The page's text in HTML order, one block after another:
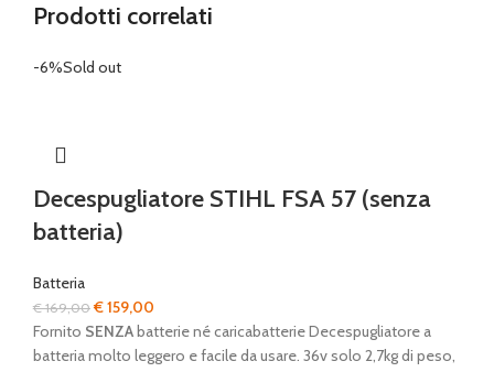
Prodotti correlati
-6%Sold out
Decespugliatore STIHL FSA 57 (senza
batteria)
Batteria
€169,00Il
prezzo
originale
€159,00
prezzo
attuale
Fornito SENZAbatterie né caricabatterie Decespugliatore a
batteria molto leggero e facile da usare. 36v solo 2,7kg di peso,